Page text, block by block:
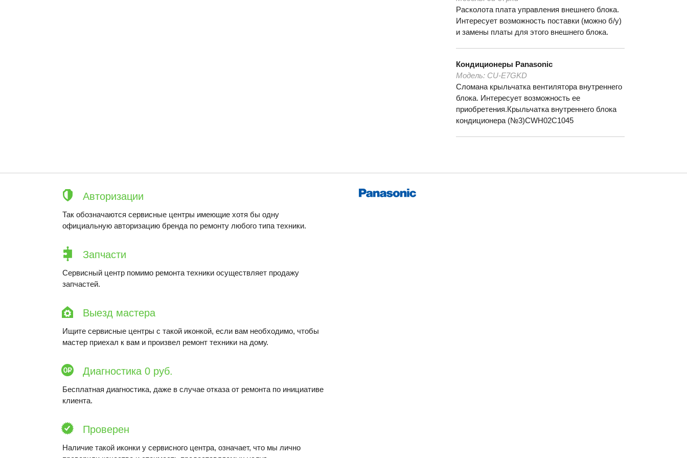
Расколота плата управления внешнего блока.
Интересует возможность поставки (можно б/у)
и замены платы для этого внешнего блока.
Кондиционеры Panasonic
Модель: СU-E7GKD
Сломана крыльчатка вентилятора внутреннего
блока. Интересует возможность ее
приобретения.Крыльчатка внутреннего блока
кондиционера (№3)CWH02C1045
Авторизации
Так обозначаются сервисные центры имеющие хотя бы одну
официальную авторизацию бренда по ремонту любого типа техники.
Запчасти
Сервисный центр помимо ремонта техники осуществляет продажу
запчастей.
Выезд мастера
Ищите сервисные центры с такой иконкой, если вам необходимо, чтобы
мастер приехал к вам и произвел ремонт техники на дому.
Диагностика 0 руб.
Бесплатная диагностика, даже в случае отказа от ремонта по инициативе
клиента.
Проверен
Наличие такой иконки у сервисного центра, означает, что мы лично